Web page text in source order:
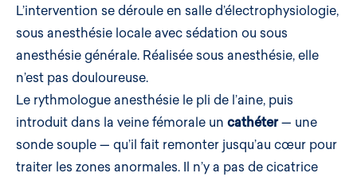
L’intervention se déroule en salle d’électrophysiologie,
sous anesthésie locale avec sédation ou sous
anesthésie générale. Réalisée sous anesthésie, elle
n’est pas douloureuse.
Le rythmologue anesthésie le pli de l’aine, puis
introduit dans la veine fémorale un cathéter— une
sonde souple — qu’il fait remonter jusqu’au cœur pour
traiter les zones anormales. Il n’y a pas de cicatrice